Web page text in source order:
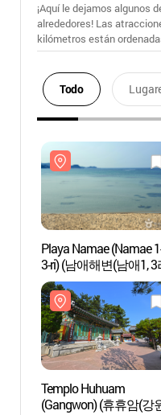
¡Aquí le dejamos algunos
alrededores! Las
kilómetros están
Todo
Playa Namae (Namae
3-ri) (남애해변(남애1, 3
Templo Huhuam
(Gangwon) (휴휴암(강